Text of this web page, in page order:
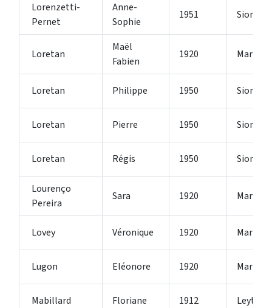
Lorenzetti-
Pernet
Anne-
Sophie
1951 Sion
Loretan
Maël
Fabien
1920
Loretan Philippe 1950 Sion 2
Loretan Pierre 1950 Sion 2
Loretan Régis 1950 Sion 2
Lourenço
Pereira
Sara 1920
Lovey Véronique 1920
Lugon Eléonore 1920
Mabillard Floriane 1912 Leytron